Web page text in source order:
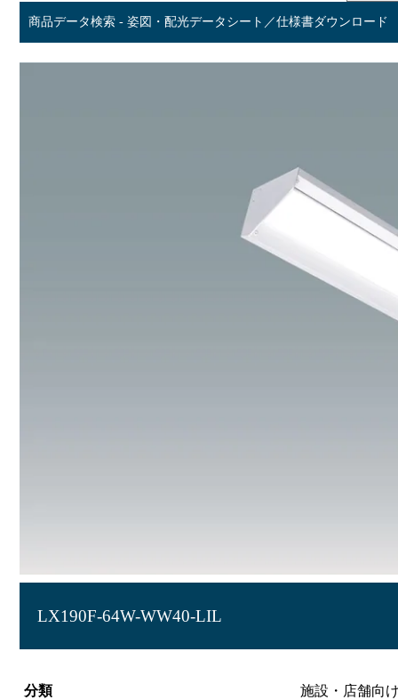
商品データ検索 - 姿図・配光データシート／仕様書ダウンロード
LX190F-64W-WW40-LIL
分類
施設・店舗向